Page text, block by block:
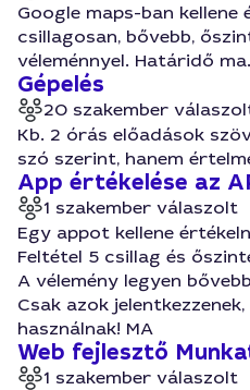
Google maps-ban
csillagosan, bővebb,
véleménnyel. Határidő
Gépelés
20 szakember
Kb. 2 órás előadások
szó szerint, hanem
App értékelése az
1 szakember válaszolt
Egy appot kellene
Feltétel 5 csillag és
A vélemény legyen
Csak azok
használnak! MA
Web fejlesztő
1 szakember válaszolt